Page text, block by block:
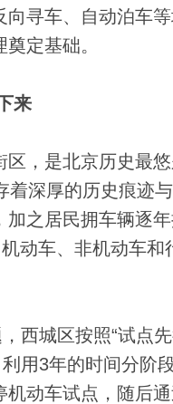
寻车、自动泊车
定基础。
来
是北京历史最悠
深厚的历史痕迹
之居民拥车辆逐
动车、非机动车
城区按照“试点先
用3年的时间分阶
动车试点，随后